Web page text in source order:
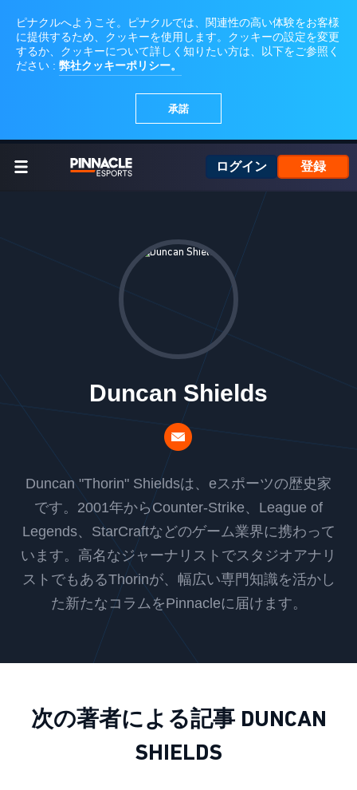
ログイン 登録
Duncan Shields
Duncan "Thorin" Shieldsは、eスポーツの歴史家
です。2001年からCounter-Strike、League of
Legends、StarCraftなどのゲーム業界に携わって
います。高名なジャーナリストでスタジオアナリ
ストでもあるThorinが、幅広い専門知識を活かし
た新たなコラムをPinnacleに届けます。
次の著者による記事 DUNCAN
SHIELDS